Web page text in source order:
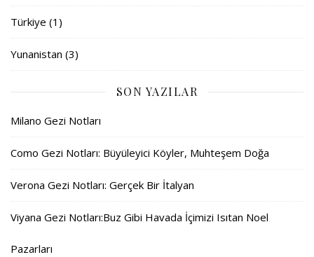
Türkiye (1)
Yunanistan (3)
SON YAZILAR
Milano Gezi Notları
Como Gezi Notları: Büyüleyici Köyler, Muhteşem Doğa
Verona Gezi Notları: Gerçek Bir İtalyan
Viyana Gezi Notları:Buz Gibi Havada İçimizi Isıtan Noel
Pazarları